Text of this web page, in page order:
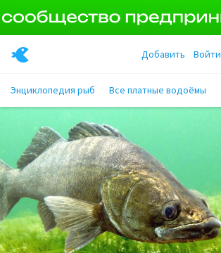
Войти
Добавить
Энциклопедия рыб Все платные водоёмы